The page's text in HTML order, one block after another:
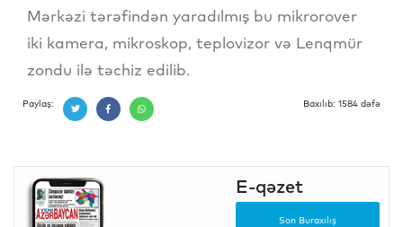
Mərkəzi tərəfindən yaradılmış bu mikrorover
iki kamera, mikroskop, teplovizor və Lenqmür
zondu ilə təchiz edilib.
Paylaş: Baxılıb: 1584 dəfə
E-qəzet
Son Buraxılış